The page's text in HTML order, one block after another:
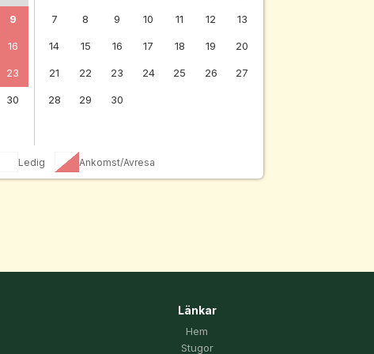
9
16
23
30
7 8 9 10 11 12 13
14 15 16 17 18 19 20
21 22 23 24 25 26 27
28 29 30
Ledig Ankomst/Avresa
Länkar
Hem
Stugor